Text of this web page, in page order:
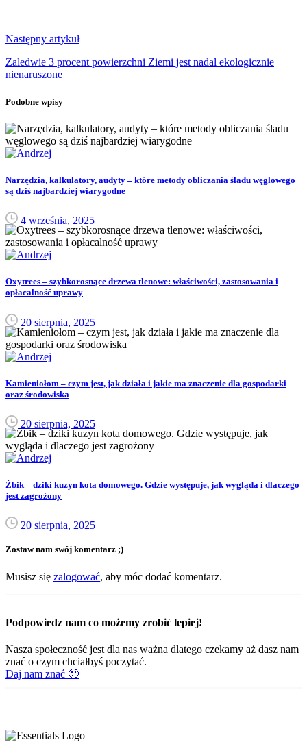
Następny artykuł
Zaledwie 3 procent powierzchni Ziemi jest nadal ekologicznie
nienaruszone
Podobne wpisy
Narzędzia, kalkulatory, audyty – które metody obliczania śladu węglowego
są dziś najbardziej wiarygodne
4 września, 2025
Oxytrees – szybkorosnące drzewa tlenowe: właściwości, zastosowania i
opłacalność uprawy
20 sierpnia, 2025
Kamieniołom – czym jest, jak działa i jakie ma znaczenie dla gospodarki
oraz środowiska
20 sierpnia, 2025
Żbik – dziki kuzyn kota domowego. Gdzie występuje, jak wygląda i dlaczego
jest zagrożony
20 sierpnia, 2025
Zostaw nam swój komentarz ;)
Musisz się zalogować, aby móc dodać komentarz.
Podpowiedz nam co możemy zrobić lepiej!
Nasza społeczność jest dla nas ważna dlatego czekamy aż dasz nam
znać o czym chciałbyś poczytać.
Daj nam znać 🙂